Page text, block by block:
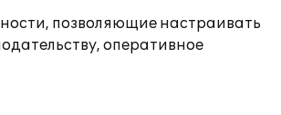
позволяющие настраивать
оперативное